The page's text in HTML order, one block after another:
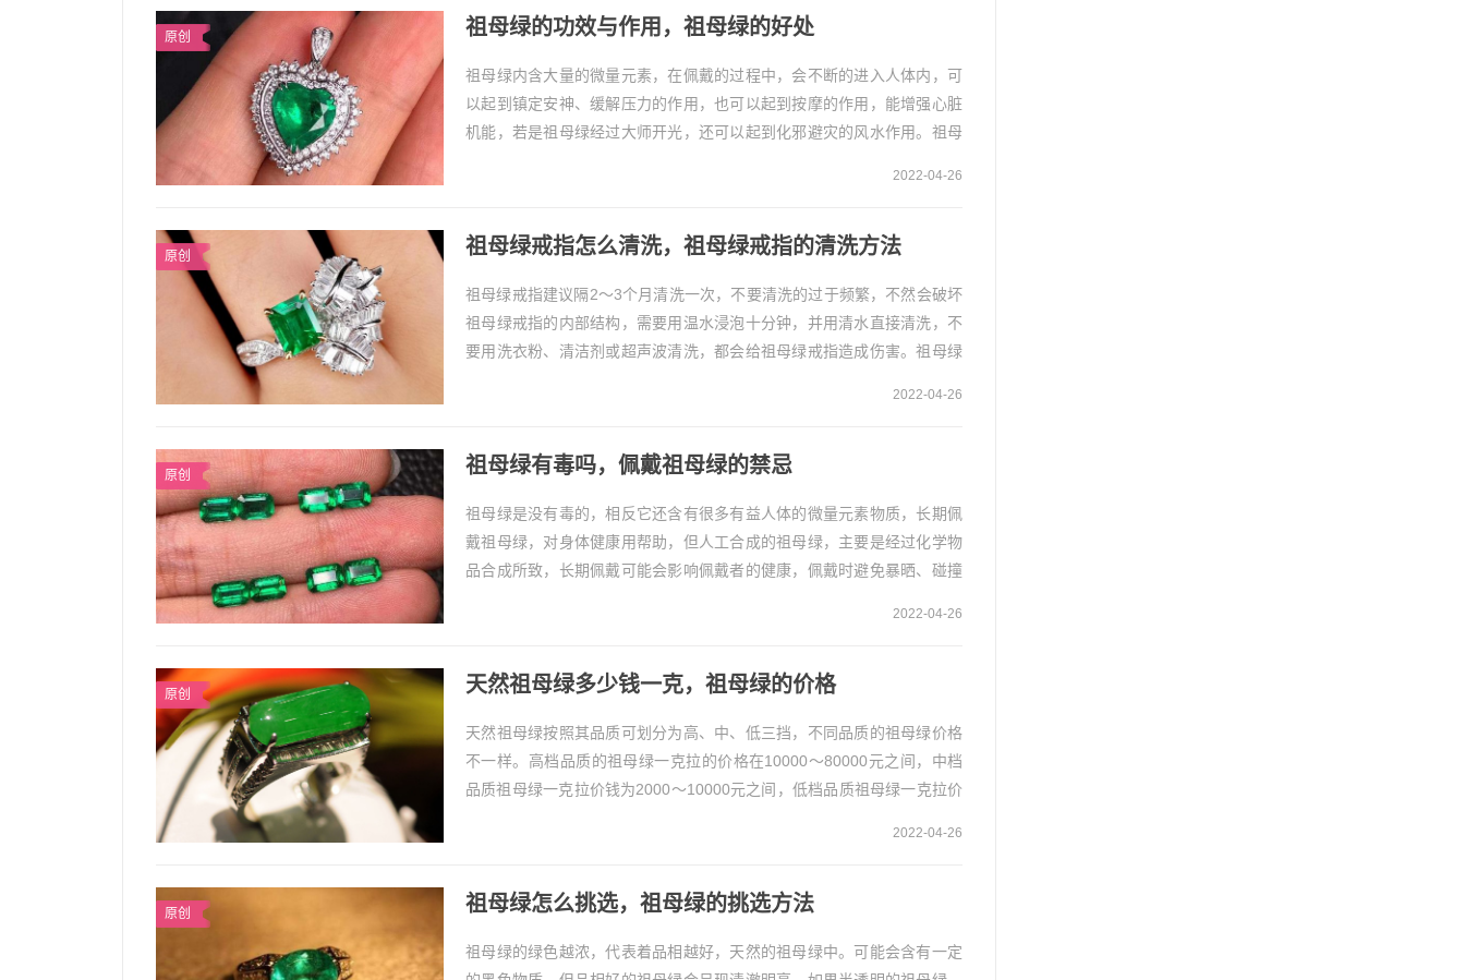
原创 祖母绿的功效与作用，祖母绿的好处
祖母绿内含大量的微量元素，在佩戴的过程中，会不断的进入人体内，可
以起到镇定安神、缓解压力的作用，也可以起到按摩的作用，能增强心脏
机能，若是祖母绿经过大师开光，还可以起到化邪避灾的风水作用。祖母
2022-04-26
原创 祖母绿戒指怎么清洗，祖母绿戒指的清洗方法
祖母绿戒指建议隔2～3个月清洗一次，不要清洗的过于频繁，不然会破坏
祖母绿戒指的内部结构，需要用温水浸泡十分钟，并用清水直接清洗，不
要用洗衣粉、清洁剂或超声波清洗，都会给祖母绿戒指造成伤害。祖母绿
2022-04-26
原创 祖母绿有毒吗，佩戴祖母绿的禁忌
祖母绿是没有毒的，相反它还含有很多有益人体的微量元素物质，长期佩
戴祖母绿，对身体健康用帮助，但人工合成的祖母绿，主要是经过化学物
品合成所致，长期佩戴可能会影响佩戴者的健康，佩戴时避免暴晒、碰撞
2022-04-26
原创 天然祖母绿多少钱一克，祖母绿的价格
天然祖母绿按照其品质可划分为高、中、低三挡，不同品质的祖母绿价格
不一样。高档品质的祖母绿一克拉的价格在10000～80000元之间，中档
品质祖母绿一克拉价钱为2000～10000元之间，低档品质祖母绿一克拉价
2022-04-26
原创 祖母绿怎么挑选，祖母绿的挑选方法
祖母绿的绿色越浓，代表着品相越好，天然的祖母绿中。可能会含有一定